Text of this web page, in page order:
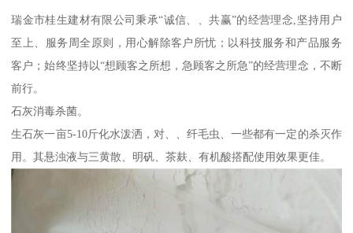
瑞金市桂生建材有限公司秉承“诚信、、共赢”的经营理念,坚持用户
至上、服务周全原则，用心解除客户所忧；以科技服务和产品服务
客户；始终坚持以“想顾客之所想，急顾客之所急”的经营理念，不断
前行。
石灰消毒杀菌。
生石灰一亩5-10斤化水泼洒，对、、纤毛虫、一些都有一定的杀灭作
用。其悬浊液与三黄散、明矾、茶麸、有机酸搭配使用效果更佳。